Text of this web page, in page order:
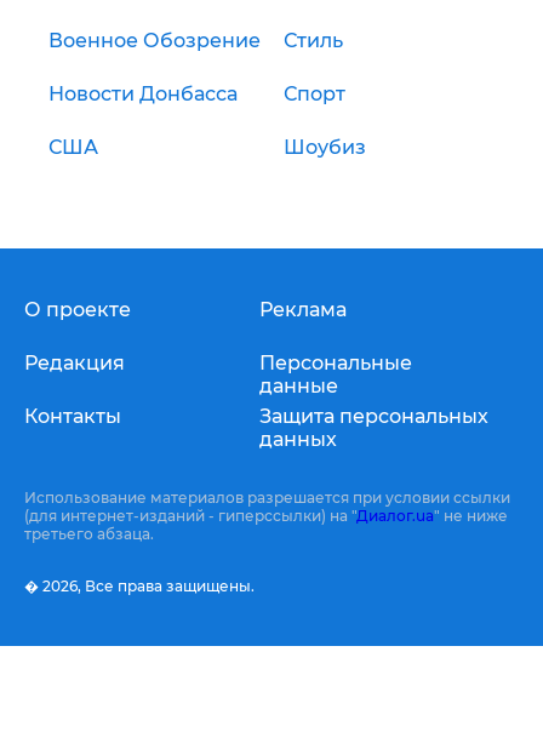
Военное Обозрение Стиль
Новости Донбасса Спорт
США Шоубиз
О проекте
Редакция
Контакты
Реклама
Персональные
данные
Защита персональных
данных
Использование материалов разрешается при условии ссылки
(для интернет-изданий - гиперссылки) на "Диалог.ua" не ниже
третьего абзаца.
� 2026, Все права защищены.